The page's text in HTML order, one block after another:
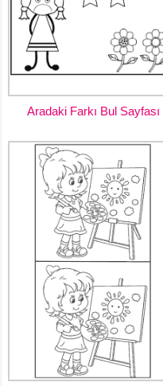
Aradaki Farkı Bul Sayfası